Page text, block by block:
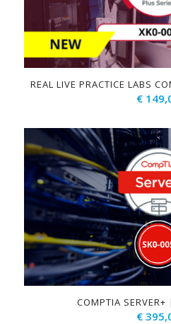
REAL LIVE PRACTICE LABS
€
COMPTIA
€